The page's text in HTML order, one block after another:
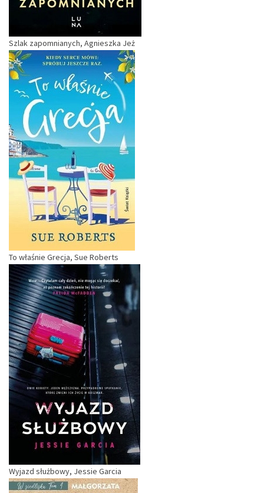
Szlak zapomnianych, Agnieszka Jeż
To właśnie Grecja, Sue Roberts
Wyjazd służbowy, Jessie Garcia